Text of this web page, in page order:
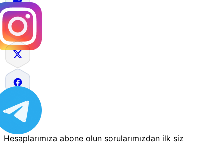
Hesaplarımıza abone olun sorularımızdan ilk siz